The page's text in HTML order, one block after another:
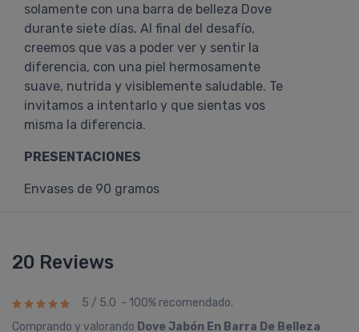
solamente con una barra de belleza Dove
durante siete días. Al final del desafío,
creemos que vas a poder ver y sentir la
diferencia, con una piel hermosamente
suave, nutrida y visiblemente saludable. Te
invitamos a intentarlo y que sientas vos
misma la diferencia.
PRESENTACIONES
Envases de 90 gramos
20 Reviews
5 / 5.0 - 100% recomendado.
Comprando y valorando Dove Jabón En Barra De Belleza